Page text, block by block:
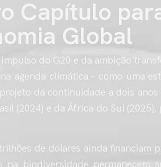
Capítulo
Global
do G20 e da ambição
agenda climática - como uma
dá continuidade a dois
(2024) e da África do Sul
de dólares ainda financiam
na biodiversidade